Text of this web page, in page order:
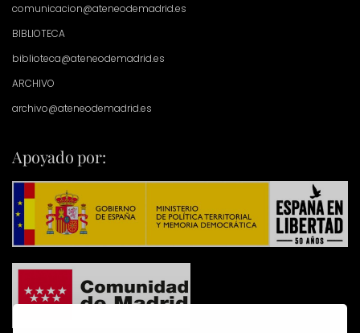
comunicacion@ateneodemadrid.es
BIBLIOTECA
biblioteca@ateneodemadrid.es
ARCHIVO
archivo@ateneodemadrid.es
Apoyado por: